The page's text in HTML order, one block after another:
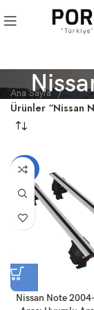
Ana Sayfa
Ürünler “Nissan
-20%
Nissan Note